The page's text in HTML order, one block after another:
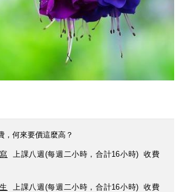
，何來要價這麼高？
上課八週(每週二小時，合計16小時) 收費
上課八週(每週二小時，合計16小時) 收費